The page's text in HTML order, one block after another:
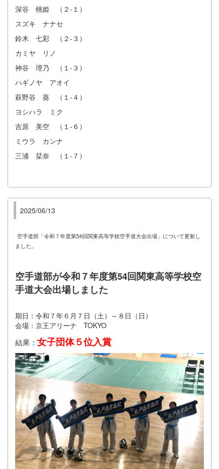
深谷 桃姫 （２-１）
スズキ ナナセ
鈴木 七彩 （２-３）
カミヤ リノ
神谷 理乃 （１-３）
ハギノヤ アオイ
萩野谷 葵 （１-４）
ヨシハラ ミク
吉原 美空 （１-６）
ミウラ カンナ
三浦 栞奈 （１-７）
2025/06/13
空手道部「令和７年度第54回関東高等学校空手道大会出場」について更新し
ました。
空手道部が令和７年度第54回関東高等学校空
手道大会出場しました
期日：令和７年６月７日（土）～８日（日）
会場：京王アリーナ TOKYO
結果： 女子団体５位入賞